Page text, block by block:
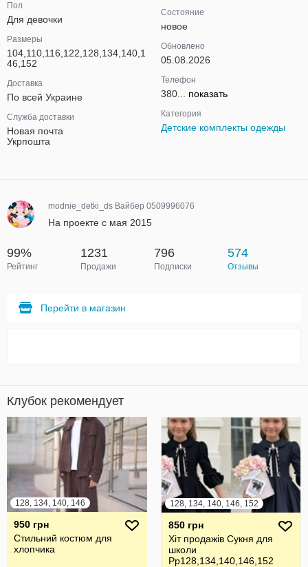
Пол
Для девочки
Размеры
104,110,116,122,128,134,140,1
46,152
Доставка
По всей Украине
Служба доставки
Новая почта
Укрпошта
Состояние
новое
Обновлено
05.08.2026
Телефон
380... показать
Категория
Детские комплекты одежды
modnie_detki_ds Вайбер 0509996076
На проекте с мая 2015
99%
Рейтинг
1231
Продажи
796
Подписки
574
Отзывы
Перейти в магазин
Клубок рекомендует
128, 134, 140, 146
950 грн
Стильний костюм для
хлопчика
128, 134, 140, 146, 152
850 грн
Хіт продажів Сукня для
школи
Рр128,134,140,146,152